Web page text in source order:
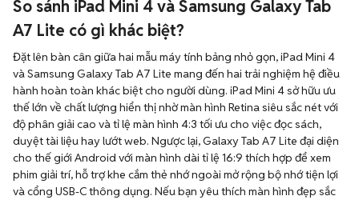
So sánh iPad Mini 4 và Samsung Galaxy Tab
A7 Lite có gì khác biệt?
Đặt lên bàn cân giữa hai mẫu máy tính bảng nhỏ gọn, iPad Mini 4
và Samsung Galaxy Tab A7 Lite mang đến hai trải nghiệm hệ điều
hành hoàn toàn khác biệt cho người dùng. iPad Mini 4 sở hữu ưu
thế lớn về chất lượng hiển thị nhờ màn hình Retina siêu sắc nét với
độ phân giải cao và tỉ lệ màn hình 4:3 tối ưu cho việc đọc sách,
duyệt tài liệu hay lướt web. Ngược lại, Galaxy Tab A7 Lite đại diện
cho thế giới Android với màn hình dài tỉ lệ 16:9 thích hợp để xem
phim giải trí, hỗ trợ khe cắm thẻ nhớ ngoài mở rộng bộ nhớ tiện lợi
và cổng USB-C thông dụng. Nếu bạn yêu thích màn hình đẹp sắc